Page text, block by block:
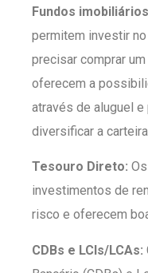
Fundos
permitem investir
precisar comprar
oferecem a
através de aluguel
diversificar a
Tesouro Direto:
investimentos de
risco e oferecem
CDBs e LCIs/LCAs: